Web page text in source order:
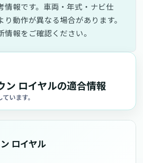
情報です。車両・年式・ナビ仕
動作が異なる場合があります。
報をご確認ください。
ン ロイヤルの適合情報
います。
ロイヤル